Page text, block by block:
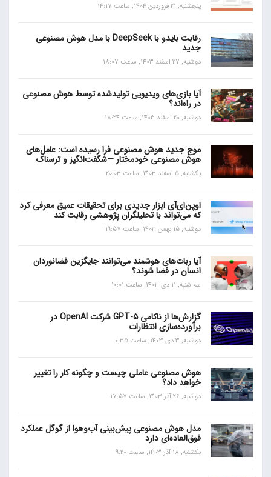
پنجشنبه, 21 فروردین 1404, ساعت 14:17
رقابت بایدو با DeepSeek با مدل هوش مصنوعی
جدید
دوشنبه, 27 اسفند 1403, ساعت 18:07
آیا بازی‌های ویدیویی تولیدشده توسط هوش مصنوعی
در راه‌اند؟
دوشنبه, 20 اسفند 1403, ساعت 18:24
موج جدید هوش مصنوعی فرا رسیده است: عامل‌های
هوش مصنوعی خودمختار —شگفت‌انگیز و ترسناک
یکشنبه, 5 اسفند 1403, ساعت 20:03
اوپن‌ای‌آی ابزار جدیدی برای تحقیقات عمیق معرفی کرد
که می‌تواند با تحلیلگران پژوهشی رقابت کند
دوشنبه, 15 بهمن 1403, ساعت 19:57
آیا ربات‌های هوشمند می‌توانند جایگزین فضانوردان
انسان در فضا شوند؟
سه شنبه, 11 دی 1403, ساعت 10:01
گزارش‌ها از ناکامی GPT-5 شرکت OpenAI در
برآورده‌سازی انتظارات
دوشنبه, 3 دی 1403, ساعت 0:35
هوش مصنوعی عاملی چیست و چگونه کار را تغییر
خواهد داد؟
دوشنبه, 26 آذر 1403, ساعت 17:57
مدل هوش مصنوعی پیش‌بینی آب‌و‌هوا از گوگل عملکرد
فوق‌العاده‌ای دارد
یکشنبه, 18 آذر 1403, ساعت 9:20